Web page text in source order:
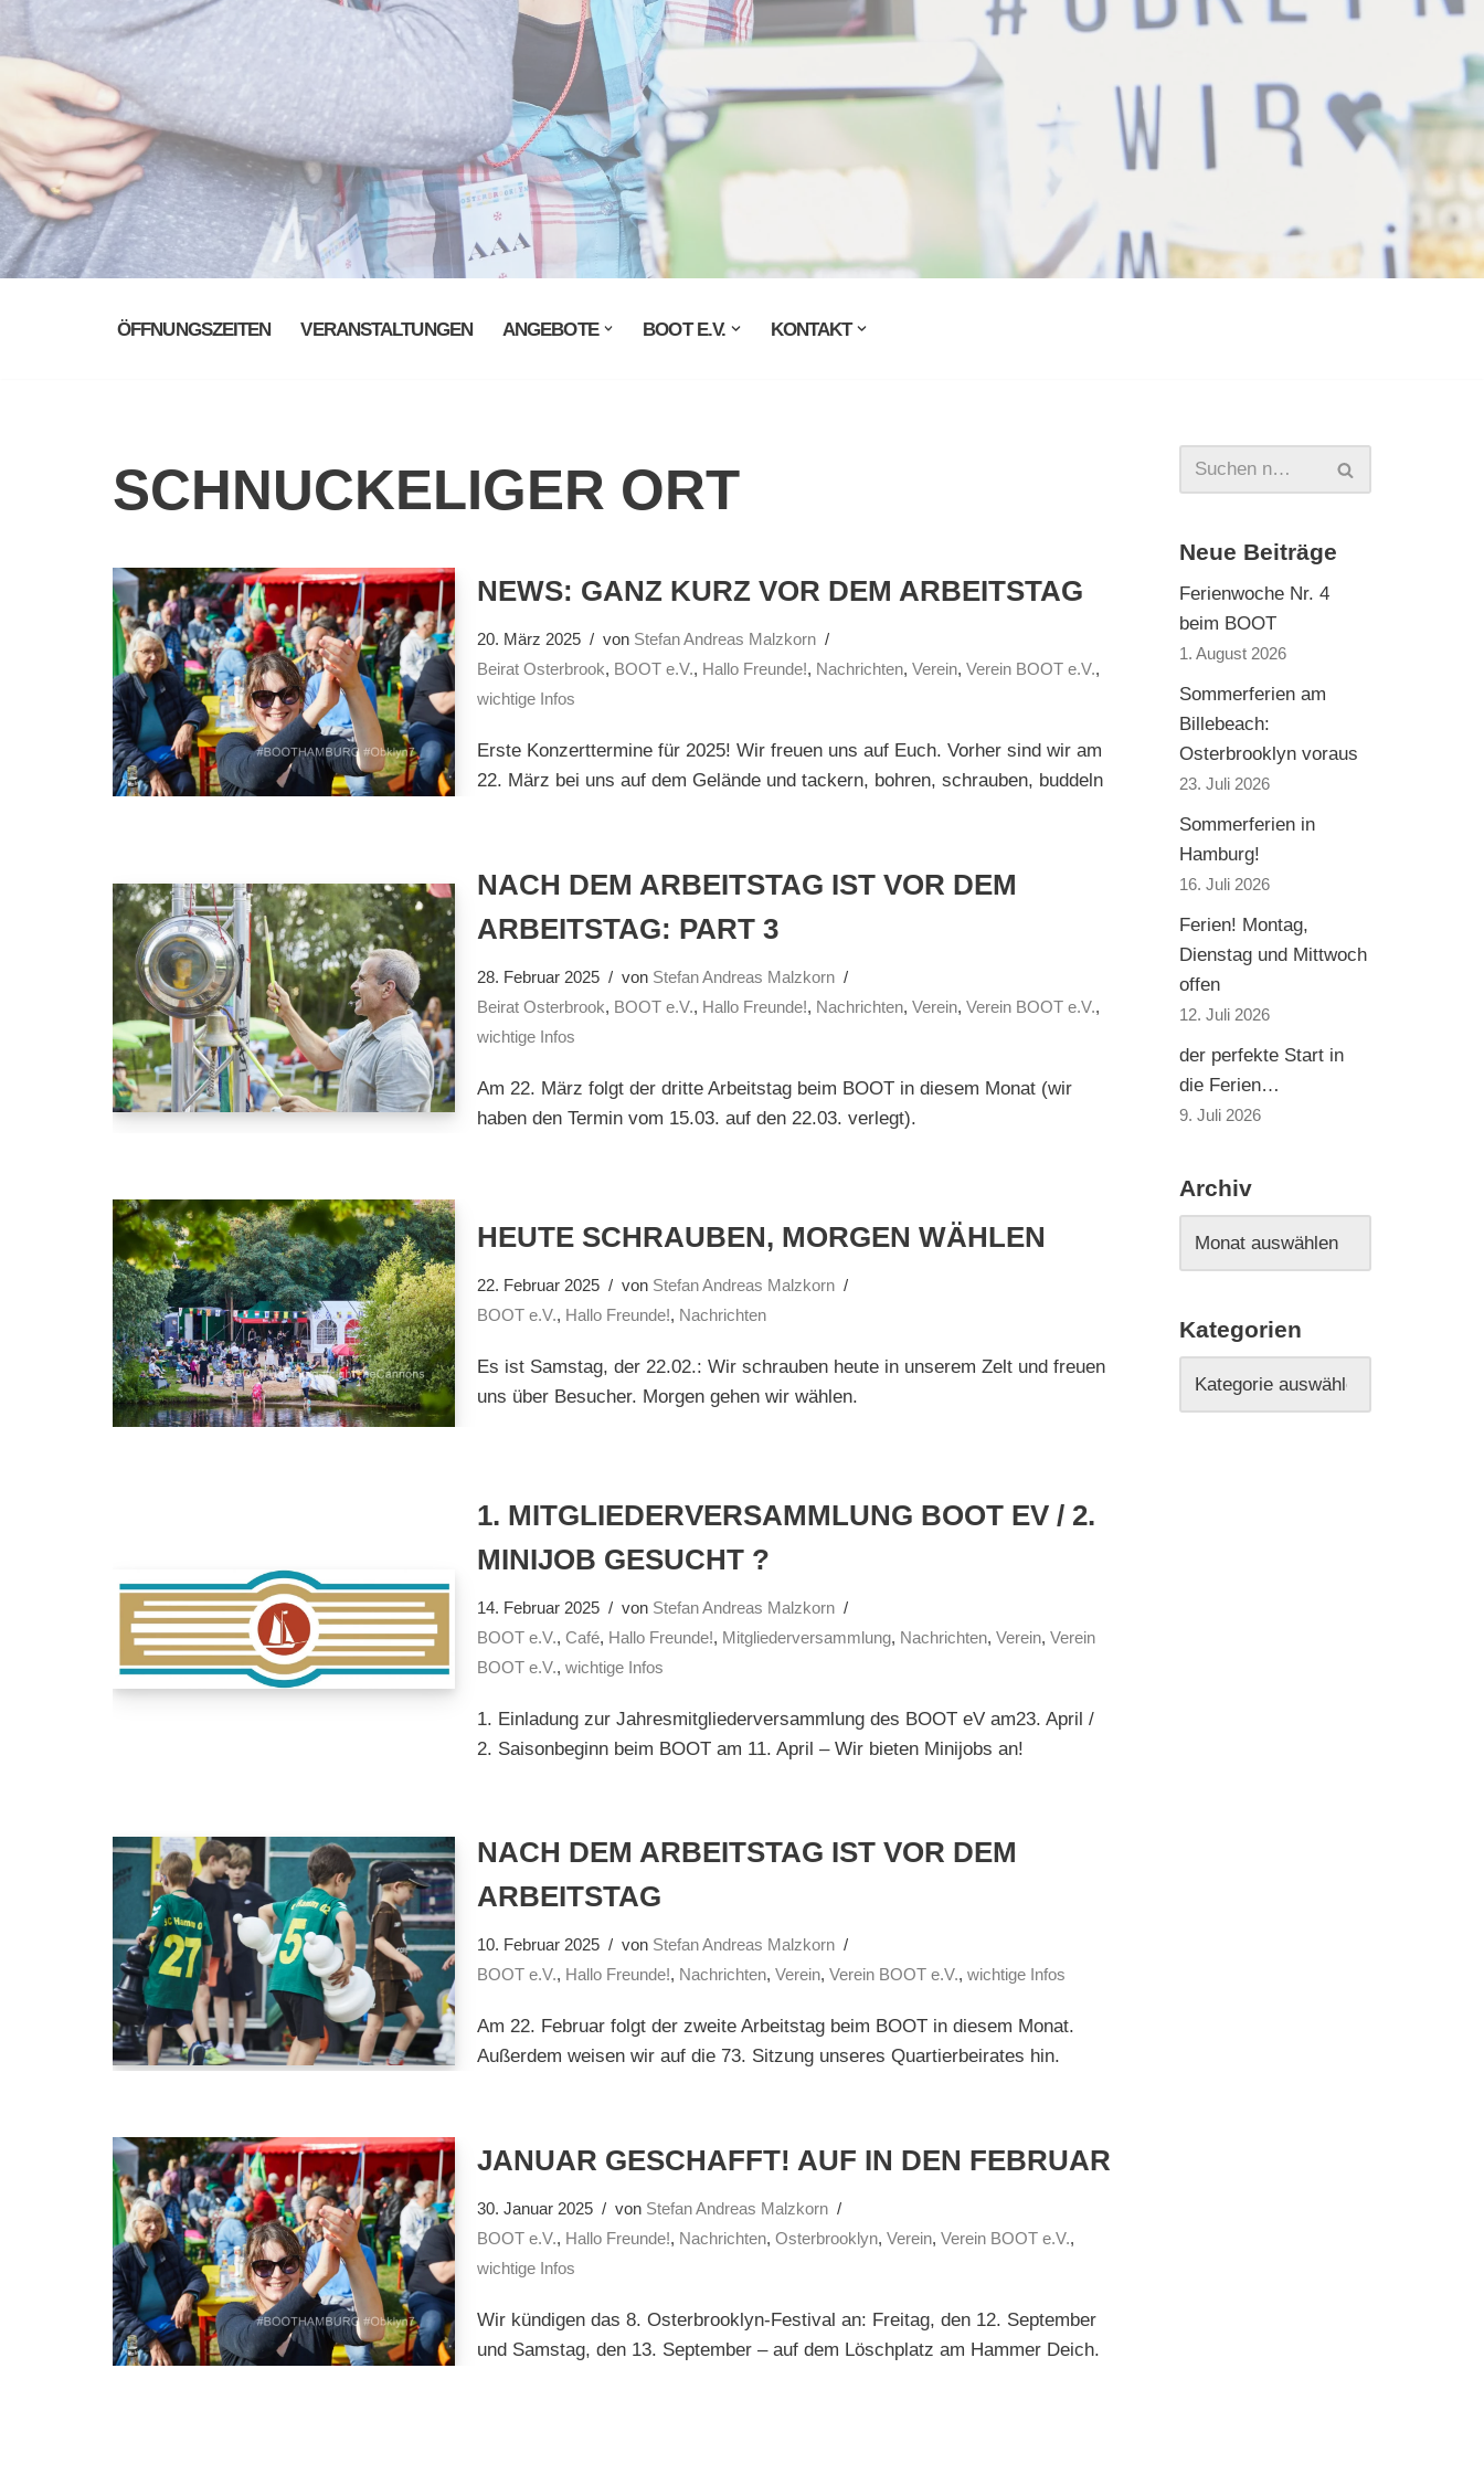
ÖFFNUNGSZEITEN VERANSTALTUNGEN ANGEBOTE BOOT E.V. KONTAKT
SCHNUCKELIGER ORT
NEWS: GANZ KURZ VOR DEM ARBEITSTAG
20. März 2025 von Stefan Andreas Malzkorn
Beirat Osterbrook, BOOT e.V., Hallo Freunde!, Nachrichten,Verein,Verein BOOT e.V.,
wichtige Infos
Erste Konzerttermine für 2025! Wir freuen uns auf Euch. Vorher sind wir am
22. März bei uns auf dem Gelände und tackern, bohren, schrauben, buddeln
NACH DEM ARBEITSTAG IST VOR DEM
ARBEITSTAG: PART 3
28. Februar 2025 von Stefan Andreas Malzkorn
Beirat Osterbrook, BOOT e.V., Hallo Freunde!, Nachrichten,Verein,Verein BOOT e.V.,
wichtige Infos
Am 22. März folgt der dritte Arbeitstag beim BOOT in diesem Monat (wir
haben den Termin vom 15.03. auf den 22.03. verlegt).
HEUTE SCHRAUBEN, MORGEN WÄHLEN
22. Februar 2025 von Stefan Andreas Malzkorn
BOOT e.V., Hallo Freunde!, Nachrichten
Es ist Samstag, der 22.02.: Wir schrauben heute in unserem Zelt und freuen
uns über Besucher. Morgen gehen wir wählen.
1. MITGLIEDERVERSAMMLUNG BOOT EV / 2.
MINIJOB GESUCHT ?
14. Februar 2025 von Stefan Andreas Malzkorn
BOOT e.V.,Café, Hallo Freunde!, Mitgliederversammlung, Nachrichten,Verein,Verein
BOOT e.V.,wichtige Infos
1. Einladung zur Jahresmitgliederversammlung des BOOT eV am23. April /
2. Saisonbeginn beim BOOT am 11. April – Wir bieten Minijobs an!
NACH DEM ARBEITSTAG IST VOR DEM
ARBEITSTAG
10. Februar 2025 von Stefan Andreas Malzkorn
BOOT e.V., Hallo Freunde!, Nachrichten,Verein,Verein BOOT e.V.,wichtige Infos
Am 22. Februar folgt der zweite Arbeitstag beim BOOT in diesem Monat.
Außerdem weisen wir auf die 73. Sitzung unseres Quartierbeirates hin.
JANUAR GESCHAFFT! AUF IN DEN FEBRUAR
30. Januar 2025 von Stefan Andreas Malzkorn
BOOT e.V., Hallo Freunde!, Nachrichten,Osterbrooklyn,Verein,Verein BOOT e.V.,
wichtige Infos
Wir kündigen das 8. Osterbrooklyn-Festival an: Freitag, den 12. September
und Samstag, den 13. September – auf dem Löschplatz am Hammer Deich.
Neue Beiträge
Ferienwoche Nr. 4
beim BOOT
1. August 2026
Sommerferien am
Billebeach:
Osterbrooklyn voraus
23. Juli 2026
Sommerferien in
Hamburg!
16. Juli 2026
Ferien! Montag,
Dienstag und Mittwoch
offen
12. Juli 2026
der perfekte Start in
die Ferien…
9. Juli 2026
Archiv
Kategorien